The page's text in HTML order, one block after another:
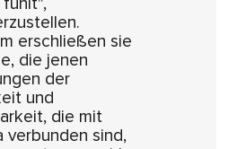
fühlt",
erschließen sie
die jenen
der
und
die mit
verbunden sind,